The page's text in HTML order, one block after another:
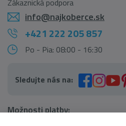
Zákaznická podpora
info@najkoberce.sk
+421 222 205 857
Po - Pia: 08:00 - 16:30
Sledujte nás na:
Možnosti platby: